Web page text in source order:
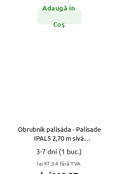
Adaugă în
Coş
Obrubník palisáda - Palisade
IPAL5 2,70 m sivá
Prosperplast
3-7 dní (1 buc.)
lei97,54 fără TVA